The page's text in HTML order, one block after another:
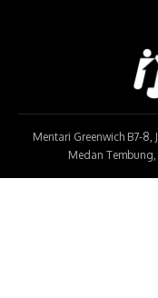
Mentari Greenwich B7-8,
Medan